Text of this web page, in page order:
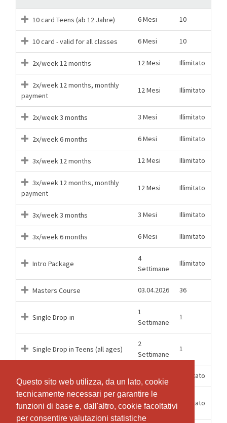
Questo sito web utilizza, da un lato, cookie
tecnicamente necessari per garantire le
funzioni di base e, dall'altro, cookie facoltativi
per consentire valutazioni statistiche
Questo sito web utilizza, da un lato, cookie
tecnicamente necessari per garantire le
funzioni di base e, dall'altro, cookie facoltativi
per consentire valutazioni statistiche
10 card Teens (ab 12 Jahre) 6 Mesi 10
10 card - valid for all classes 6 Mesi 10
2x/week 12 months 12 Mesi Illimitato
2x/week 12 months, monthly
payment
12 Mesi Illimitato
2x/week 3 months 3 Mesi Illimitato
2x/week 6 months 6 Mesi Illimitato
3x/week 12 months 12 Mesi Illimitato
3x/week 12 months, monthly
payment
12 Mesi Illimitato
3x/week 3 months 3 Mesi Illimitato
3x/week 6 months 6 Mesi Illimitato
Intro Package
4
Settimane
Illimitato
Masters Course 03.04.2026 36
Single Drop-in
1
Settimane
1
Single Drop in Teens (all ages)
2
Settimane
1
Illimitato
Unlimited 12 months, monthly
payment
12 Mesi Illimitato